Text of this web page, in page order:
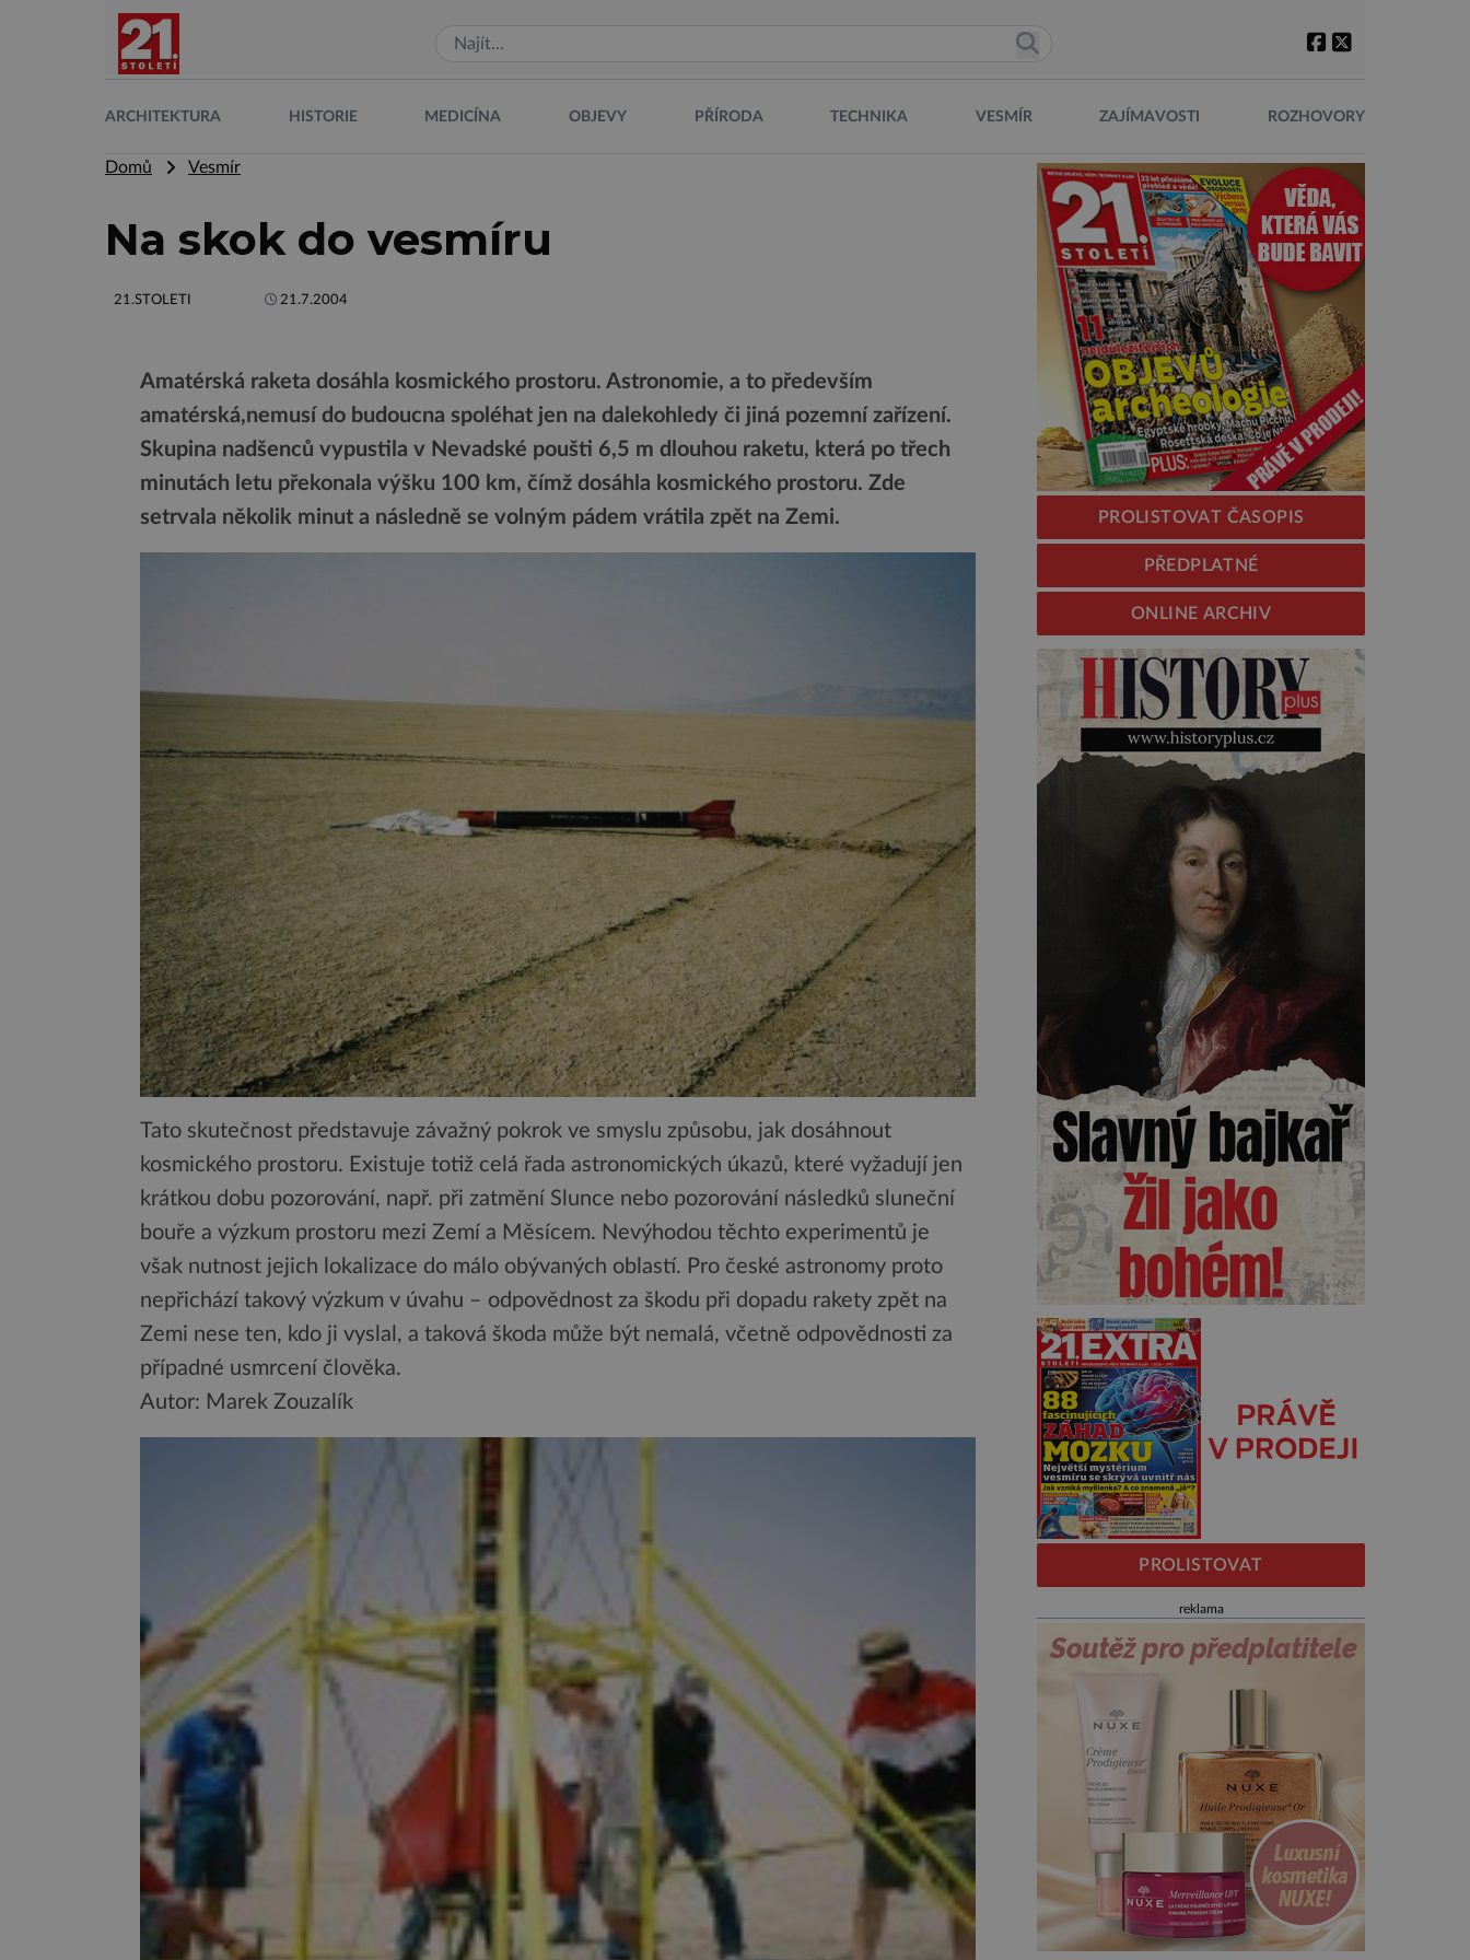
ARCHITEKTURA HISTORIE MEDICÍNA OBJEVY PŘÍRODA TECHNIKA VESMÍR ZAJÍMAVOSTI ROZHOVORY
Domů Vesmír
Na skok do vesmíru
21.STOLETI 21.7.2004
Amatérská raketa dosáhla kosmického prostoru. Astronomie, a to především
amatérská,nemusí do budoucna spoléhat jen na dalekohledy či jiná pozemní zařízení.
Skupina nadšenců vypustila v Nevadské poušti 6,5 m dlouhou raketu, která po třech
minutách letu překonala výšku 100 km, čímž dosáhla kosmického prostoru. Zde
setrvala několik minut a následně se volným pádem vrátila zpět na Zemi.
Tato skutečnost představuje závažný pokrok ve smyslu způsobu, jak dosáhnout
kosmického prostoru. Existuje totiž celá řada astronomických úkazů, které vyžadují jen
krátkou dobu pozorování, např. při zatmění Slunce nebo pozorování následků sluneční
bouře a výzkum prostoru mezi Zemí a Měsícem. Nevýhodou těchto experimentů je
však nutnost jejich lokalizace do málo obývaných oblastí. Pro české astronomy proto
nepřichází takový výzkum v úvahu – odpovědnost za škodu při dopadu rakety zpět na
Zemi nese ten, kdo ji vyslal, a taková škoda může být nemalá, včetně odpovědnosti za
případné usmrcení člověka.
Autor: Marek Zouzalík
PROLISTOVAT ČASOPIS
PŘEDPLATNÉ
ONLINE ARCHIV
PROLISTOVAT
reklama